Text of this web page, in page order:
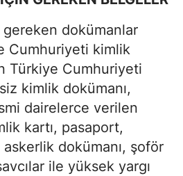
dokümanlar
Cumhuriyeti kimlik
Türkiye Cumhuriyeti
kimlik dokümanı,
dairelerce verilen
kartı, pasaport,
dokümanı, şoför
ile yüksek yargı